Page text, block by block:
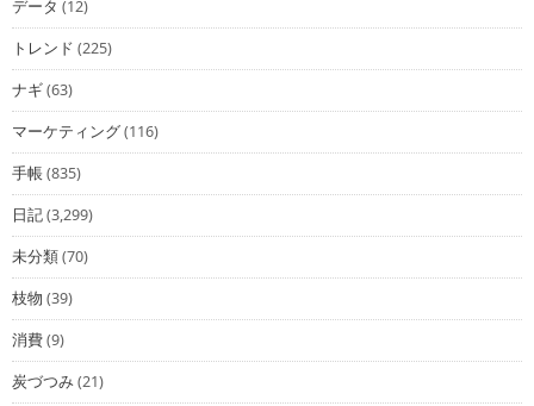
データ (12)
トレンド (225)
ナギ(63)
マーケティング(116)
手帳(835)
日記(3,299)
未分類(70)
枝物 (39)
消費(9)
炭づつみ(21)